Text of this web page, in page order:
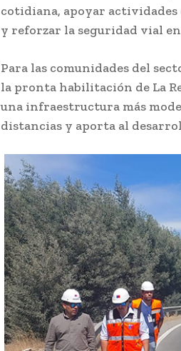
cotidiana, apoyar
y reforzar la seguridad vial
Para las comunidades del
la pronta habilitación de La
una infraestructura más
distancias y aporta al